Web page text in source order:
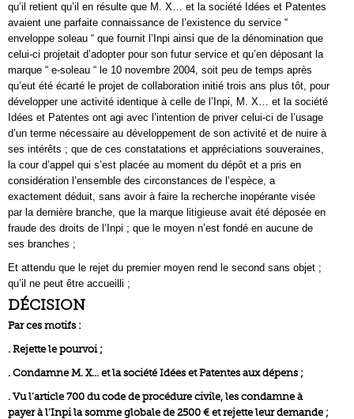
qu’il retient qu’il en résulte que M. X… et la société Idées et Patentes
avaient une parfaite connaissance de l’existence du service “
enveloppe soleau “ que fournit l’Inpi ainsi que de la dénomination que
celui-ci projetait d’adopter pour son futur service et qu’en déposant la
marque “ e-soleau “ le 10 novembre 2004, soit peu de temps après
qu’eut été écarté le projet de collaboration initié trois ans plus tôt, pour
développer une activité identique à celle de l’Inpi, M. X… et la société
Idées et Patentes ont agi avec l’intention de priver celui-ci de l’usage
d’un terme nécessaire au développement de son activité et de nuire à
ses intérêts ; que de ces constatations et appréciations souveraines,
la cour d’appel qui s’est placée au moment du dépôt et a pris en
considération l’ensemble des circonstances de l’espèce, a
exactement déduit, sans avoir à faire la recherche inopérante visée
par la dernière branche, que la marque litigieuse avait été déposée en
fraude des droits de l’Inpi ; que le moyen n’est fondé en aucune de
ses branches ;
Et attendu que le rejet du premier moyen rend le second sans objet ;
qu’il ne peut être accueilli ;
DÉCISION
Par ces motifs :
. Rejette le pourvoi ;
. Condamne M. X… et la société Idées et Patentes aux dépens ;
. Vu l’article 700 du code de procédure civile, les condamne à
payer à l’Inpi la somme globale de 2500 € et rejette leur demande ;